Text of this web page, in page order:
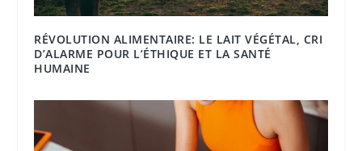
RÉVOLUTION ALIMENTAIRE: LE LAIT VÉGÉTAL, CRI
D’ALARME POUR L’ÉTHIQUE ET LA SANTÉ
HUMAINE